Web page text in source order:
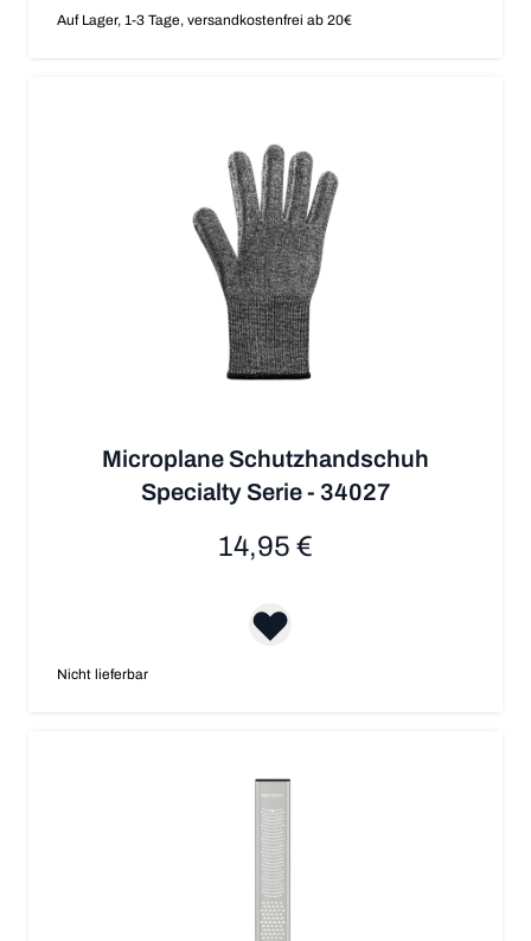
Auf Lager, 1-3 Tage, versandkostenfrei ab 20€
Microplane Schutzhandschuh
Specialty Serie - 34027
14,95 €
Nicht lieferbar